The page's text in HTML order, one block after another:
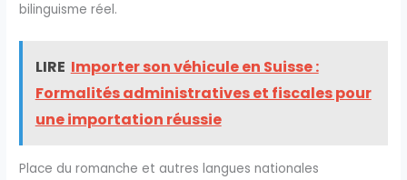
bilinguisme réel.
LIRE Importer son véhicule en Suisse :
Formalités administratives et fiscales pour
une importation réussie
Place du romanche et autres langues nationales